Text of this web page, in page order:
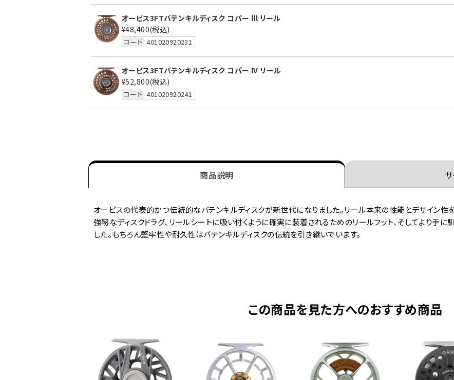
オービス3FTバテンキルディスク コパー lll リール
¥48,400(税込)
コード 401020920231
オービス3FTバテンキルディスク コパー lV リール
¥52,800(税込)
コード 401020920241
商品説明
オービスの代表的かつ伝統的なバテンキルディスクが新世代になりました。リール本来の性能とデザイン性
強靭なディスクドラグ、リールシートに吸い付くように確実に装着されるためのリールフット、そしてより手
した。もちろん堅牢性や耐久性はバテンキルディスクの伝統を引き継いでいます。
この商品を見た方へのおすすめ商品